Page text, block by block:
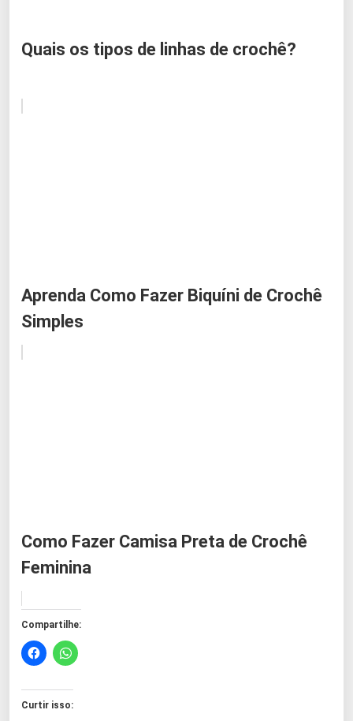
Quais os tipos de linhas de crochê?
Aprenda Como Fazer Biquíni de Crochê
Simples
Como Fazer Camisa Preta de Crochê
Feminina
Compartilhe:
Curtir isso: